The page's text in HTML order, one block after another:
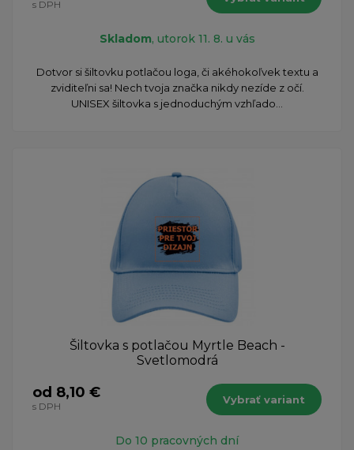
s DPH
Skladom, utorok 11. 8. u vás
Dotvor si šiltovku potlačou loga, či akéhokoľvek textu a
zviditeľni sa! Nech tvoja značka nikdy nezíde z očí.
UNISEX šiltovka s jednoduchým vzhľado...
Šiltovka s potlačou Myrtle Beach -
Svetlomodrá
od 8,10 €
s DPH
Vybrať variant
Do 10 pracovných dní